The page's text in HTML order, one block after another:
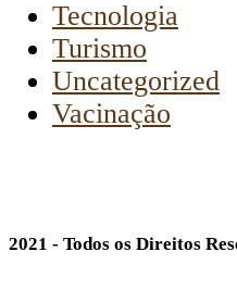
Tecnologia
Turismo
Uncategorized
Vacinação
2021 - Todos os Direitos